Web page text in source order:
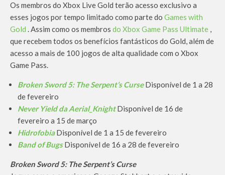
Os membros do Xbox Live Gold terão acesso exclusivo a
esses jogos por tempo limitado como parte do Games with
Gold . Assim como os membros do Xbox Game Pass Ultimate ,
que recebem todos os benefícios fantásticos do Gold, além de
acesso a mais de 100 jogos de alta qualidade com o Xbox
Game Pass.
Broken Sword 5: The Serpent’s CurseDisponível de 1 a 28
de fevereiro
Never Yield da Aerial_KnightDisponível de 16 de
fevereiro a 15 de março
HidrofobiaDisponível de 1 a 15 de fevereiro
Band of BugsDisponível de 16 a 28 de fevereiro
Broken Sword 5: The Serpent’s Curse